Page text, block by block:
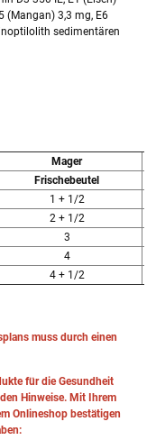
(Mangan) 3,3 mg, E6
sedimentären
Mager
Frischebeutel
1 + 1/2
2 + 1/2
3
4
4 + 1/2
muss durch einen
für die Gesundheit
Hinweise. Mit Ihrem
Onlineshop bestätigen